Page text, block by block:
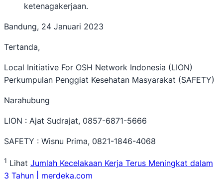
ketenagakerjaan.
Bandung, 24 Januari 2023
Tertanda,
Local Initiative For OSH Network Indonesia (LION)
Perkumpulan Penggiat Kesehatan Masyarakat (SAFETY)
Narahubung
LION : Ajat Sudrajat, 0857-6871-5666
SAFETY : Wisnu Prima, 0821-1846-4068
1 Lihat Jumlah Kecelakaan Kerja Terus Meningkat dalam
3 Tahun | merdeka.com